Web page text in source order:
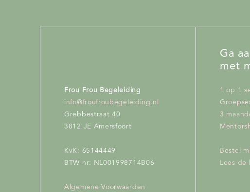
Frou Frou Begeleiding
info@froufroubegeleiding.nl
Grebbestraat 40
3812 JE Amersfoort
KvK: 65144449
BTW nr: NL001998714B06
Algemene Voorwaarden
1 op 1
3
Bestel
Lees de
Ga
met